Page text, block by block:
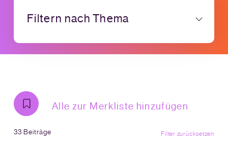
Filtern nach Thema
Alle zur Merkliste hinzufügen
33 Beiträge Filter zurücksetzen